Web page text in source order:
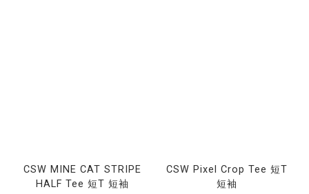
CSW MINE CAT STRIPE
HALF Tee 短T 短袖
CSW Pixel Crop Tee 短T
短袖